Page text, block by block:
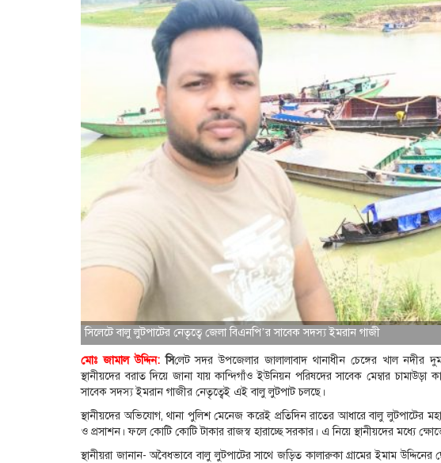
সিলেটে বালু লুটপাটের নেতৃত্বে জেলা বিএনপি’র সাবেক সদস্য ইমরান গাজী
মোঃ জামাল উদ্দিন:সিলেট সদর উপজেলার জালালাবাদ থানাধীন চেঙ্গের খাল নদীর
স্থানীয়দের বরাত দিয়ে জানা যায় কান্দিগাঁও ইউনিয়ন পরিষদের সাবেক মেম্বার
সাবেক সদস্য ইমরান গাজীর নেতৃত্বেই এই বালু লুটপাট চলছে।
স্থানীয়দের অভিযোগ, থানা পুলিশ মেনেজ করেই প্রতিদিন রাতের আধারে বালু লুটপাটের
ও প্রসাশন। ফলে কোটি কোটি টাকার রাজস্ব হারাচ্ছে সরকার। এ নিয়ে স্থানীয়দের মধ্যে
স্থানীয়রা জানান- অবৈধভাবে বালু লুটপাটের সাথে জড়িত কালারুকা গ্রামের ইমাম